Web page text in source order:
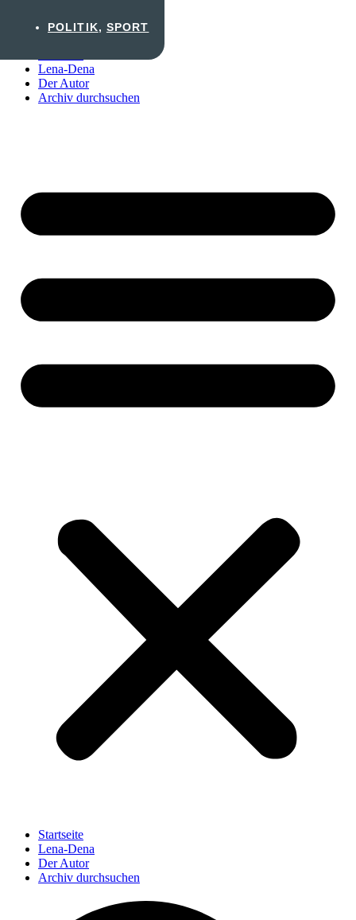
Lena-Dena
Der Autor
Archiv durchsuchen
Startseite
Lena-Dena
Der Autor
Archiv durchsuchen
POLITIK, SPORT